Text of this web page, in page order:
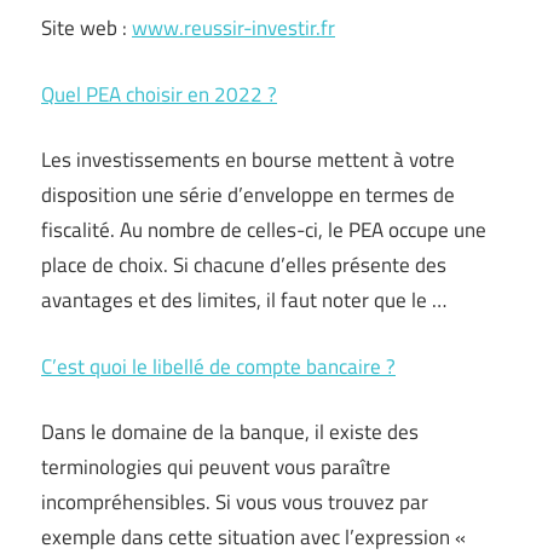
Site web :www.reussir-investir.fr
Quel PEA choisir en 2022 ?
Les investissements en bourse mettent à votre
disposition une série d’enveloppe en termes de
fiscalité. Au nombre de celles-ci, le PEA occupe une
place de choix. Si chacune d’elles présente des
avantages et des limites, il faut noter que le …
C’est quoi le libellé de compte bancaire ?
Dans le domaine de la banque, il existe des
terminologies qui peuvent vous paraître
incompréhensibles. Si vous vous trouvez par
exemple dans cette situation avec l’expression «